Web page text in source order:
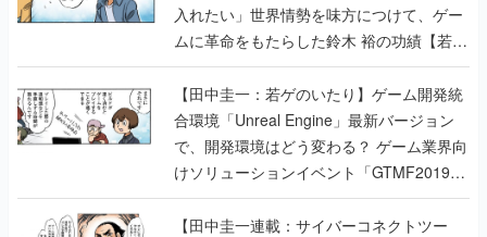
入れたい」世界情勢を味方につけて、ゲー
ムに革命をもたらした鈴木 裕の功績【若ゲ
のいたり】
【田中圭一：若ゲのいたり】ゲーム開発統
合環境「Unreal Engine」最新バージョン
で、開発環境はどう変わる？ ゲーム業界向
けソリューションイベント「GTMF2019」
に行って、より理解を深めよう【PR】
【田中圭一連載：サイバーコネクトツー